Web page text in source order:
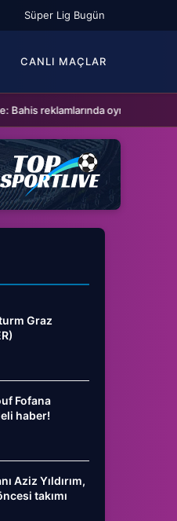
Süper Lig Bugün
CANLI MAÇLAR
oynamam
Graz
Fofana
haber!
Aziz Yıldırım,
takımı